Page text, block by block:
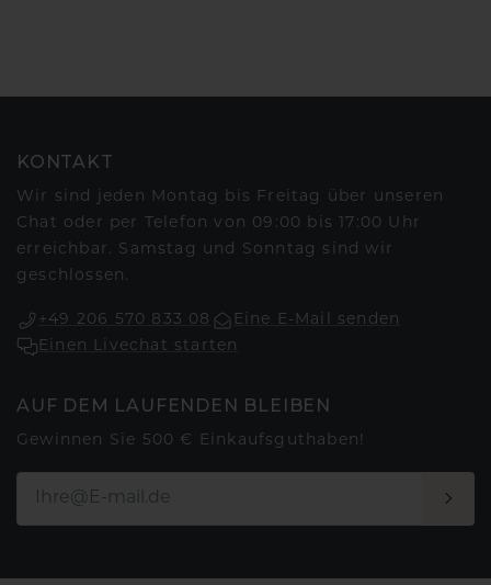
KONTAKT
Wir sind jeden Montag bis Freitag über unseren
Chat oder per Telefon von 09:00 bis 17:00 Uhr
erreichbar. Samstag und Sonntag sind wir
geschlossen.
+49 206 570 833 08
Eine E-Mail senden
Einen Livechat starten
AUF DEM LAUFENDEN BLEIBEN
Gewinnen Sie 500 € Einkaufsguthaben!